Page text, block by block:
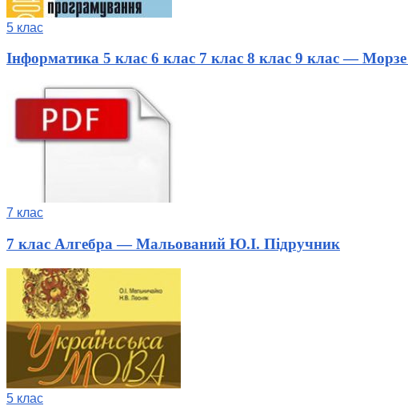
5 клас
Інформатика 5 клас 6 клас 7 клас 8 клас 9 клас —
7 клас
7 клас Алгебра — Мальований Ю.І. Підручник
5 клас